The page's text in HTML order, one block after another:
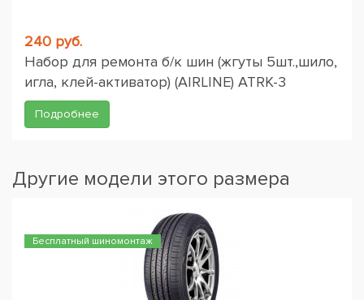
240 руб.
Набор для ремонта б/к шин (жгуты 5шт.,шило,
игла, клей-активатор) (AIRLINE) ATRK-3
Подробнее
Другие модели этого размера
Бесплатный шиномонтаж